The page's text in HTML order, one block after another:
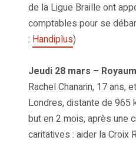
de la Ligue Braille ont
comptables pour se
: Handiplus)
Jeudi 28 mars –
Rachel Chanarin, 17 ans,
Londres, distante de 965
but en 2 mois, après une
caritatives : aider la Croix